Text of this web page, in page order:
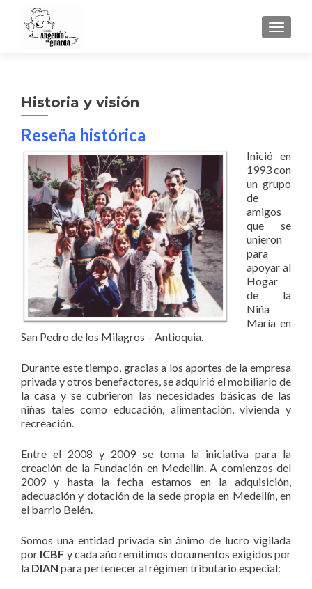
Historia y visión
Reseña histórica
Inició en
1993 con
un grupo
de
amigos
que se
unieron
para
apoyar al
Hogar
de la
Niña
María en
San Pedro de los Milagros – Antioquia.
Durante este tiempo, gracias a los aportes de la empresa
privada y otros benefactores, se adquirió el mobiliario de
la casa y se cubrieron las necesidades básicas de las
niñas tales como educación, alimentación, vivienda y
recreación.
Entre el 2008 y 2009 se toma la iniciativa para la
creación de la Fundación en Medellín. A comienzos del
2009 y hasta la fecha estamos en la adquisición,
adecuación y dotación de la sede propia en Medellín, en
el barrio Belén.
Somos una entidad privada sin ánimo de lucro vigilada
por ICBF y cada año remitimos documentos exigidos por
la DIAN para pertenecer al régimen tributario especial: